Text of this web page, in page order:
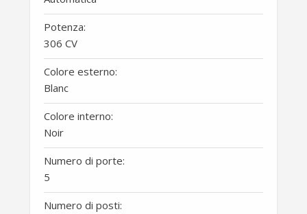
Potenza:
306 CV
Colore esterno:
Blanc
Colore interno:
Noir
Numero di porte:
5
Numero di posti: